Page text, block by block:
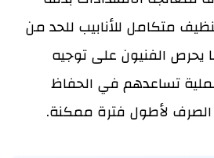
متكامل للأنابيب للحد من
يحرص الفنيون على توجيه
تساعدهم في الحفاظ
لأطول فترة ممكنة.